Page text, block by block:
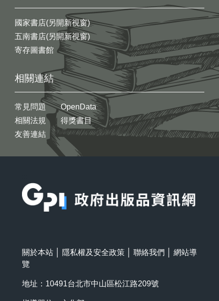
國家書店(另開新視窗)
五南書店(另開新視窗)
寄存圖書館
相關連結
常見問題
相關法規
友善連結
OpenData
得獎書目
關於本站 隱私權及安全政策 聯絡我們
網站導
覽
地址：10491台北市中山區松江路209號